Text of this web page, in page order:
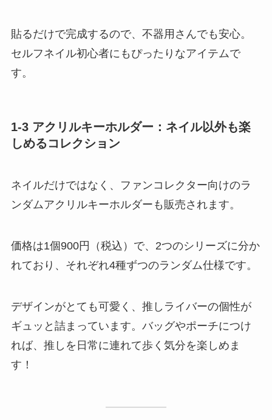
貼るだけで完成するので、不器用さんでも安心。
セルフネイル初心者にもぴったりなアイテムで
す。
1-3 アクリルキーホルダー：ネイル以外も楽
しめるコレクション
ネイルだけではなく、ファンコレクター向けのラ
ンダムアクリルキーホルダーも販売されます。
価格は1個900円（税込）で、2つのシリーズに分か
れており、それぞれ4種ずつのランダム仕様です。
デザインがとても可愛く、推しライバーの個性が
ギュッと詰まっています。バッグやポーチにつけ
れば、推しを日常に連れて歩く気分を楽しめま
す！